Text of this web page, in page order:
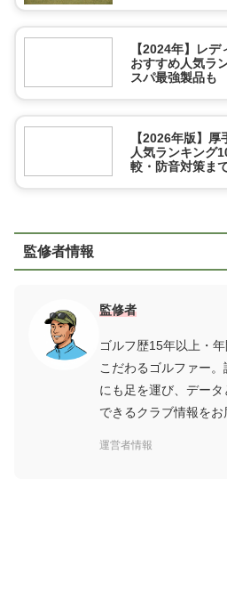
【2024年】レ
おすすめ人気ラ
スパ最強製品も
【2026年版】
人気ランキング
較・防音対策ま
監修者情報
監修者
ゴルフ歴15年以上・
こだわるゴルファー
にも足を運び、デー
できるクラブ情報をお
運営者情報